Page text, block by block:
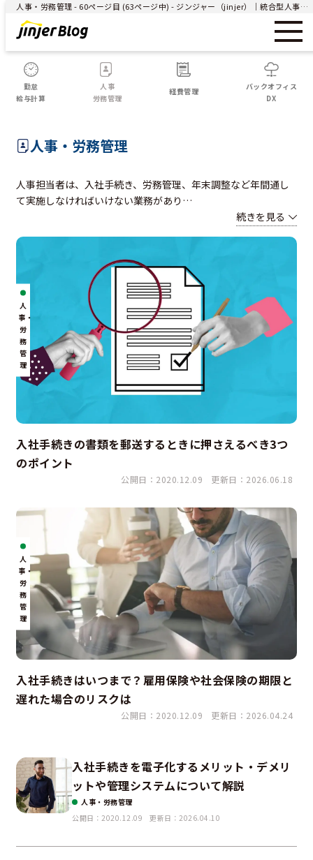
人事・労務管理 - 60ページ目 (63ページ中) - ジンジャー（jinjer）｜統合型人事システム
勤怠
給与計算
人事
労務管理
経費管理
バックオフィス
DX
人事・労務管理
人事担当者は、入社手続き、労務管理、年末調整など年間通し
て実施しなければいけない業務があり …
続きを見る
人
事・
労
務
管
理
入社手続きの書類を郵送するときに押さえるべき3つ
のポイント
公開日：2020.12.09 更新日：2026.06.18
人
事・
労
務
管
理
入社手続きはいつまで？雇用保険や社会保険の期限と
遅れた場合のリスクは
公開日：2020.12.09 更新日：2026.04.24
入社手続きを電子化するメリット・デメリ
ットや管理システムについて解説
人事・労務管理
公開日：2020.12.09
更新日：2026.04.10